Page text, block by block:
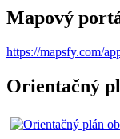
Mapový
https://mapsfy.com/
Orientačný